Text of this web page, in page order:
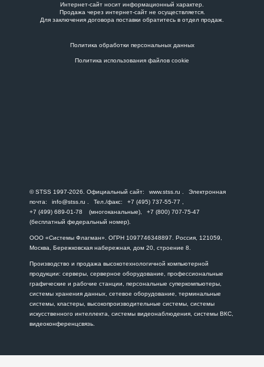
© STSS 1997-2026. Официальный сайт: www.stss.ru
. Электронная
почта: info@stss.ru . Тел./факс: +7 (495) 737-55-77
+7 (499) 689-01-78
(многоканальные), +7 (800) 707-75-47
(бесплатный федеральный номер).
ООО «Системы Флагман». ОГРН 1097746348897. Россия, 121059,
Москва, Бережковская набережная, дом 20, строение 8.
Производство и продажа высокотехнологичной компьютерной
продукции: серверы, серверное оборудование, профессиональные
графические и рабочие станции, персональные суперкомпьютеры,
системы хранения данных, сетевое оборудование, терминальные
системы, кластеры, высокопроизводительные системы, системы
искусственного интеллекта, системы видеонаблюдения, системы ВКС,
видеоконференцсвязь.
Интернет-сайт носит информационный характер.
Продажа через интернет-сайт не осуществляется.
Для заключения договора поставки обратитесь в отдел продаж
Политика обработки персональных данных
Политика использования файлов cookie